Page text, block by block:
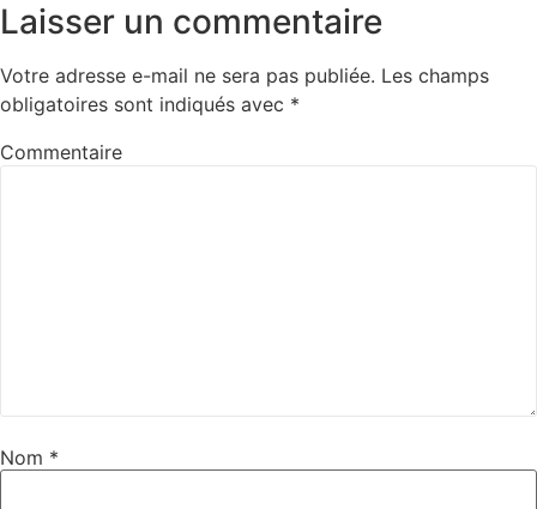
Laisser un commentaire
Votre adresse e-mail ne sera pas publiée. Les champs
obligatoires sont indiqués avec *
Commentaire
Nom *